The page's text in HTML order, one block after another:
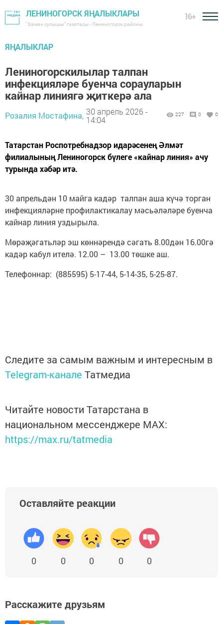
ЛЕНИНОГОРСК ЯҢАЛЫКЛАРЫ
"Заман сулышы" газетасы - Лениногорск районы
16+
ЯҢАЛЫКЛАР
Лениногорскилылар талпан
инфекцияләре буенча сорауларын
кайнар линиягә җиткерә ала
Розалия Мостафина, 30 апрель 2026 -
14:04
227 0 0
Татарстан Роспотребнадзор идарәсенең Әлмәт
филиалының Лениногорск бүлеге «кайнар линия» ачу
турында хәбәр итә.
30 апрельдән 10 майга кадәр талпан аша күчә торган
инфекцияләрне профилактикалау мәсьәләләре буенча
кайнар линия уздырыла.
Мөрәҗәгатьләр эш көннәрендә сәгать 8.00дән 16.00гә
кадәр кабул ителә. 12.00 – 13.00 төшке аш.
Телефоннар: (885595) 5-17-44, 5-14-35, 5-25-87.
Следите за самым важным и интересным в
Telegram-канале Татмедиа
Читайте новости Татарстана в
национальном мессенджере MАХ:
https://max.ru/tatmedia
Оставляйте реакции
0 0 0 0 0
Расскажите друзьям